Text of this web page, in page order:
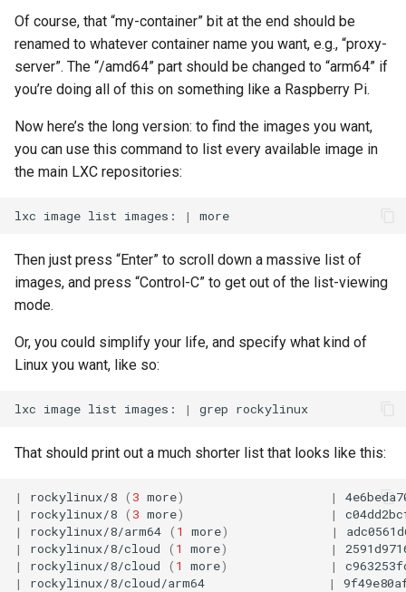
Of course, that “my-container” bit at the end should be
renamed to whatever container name you want, e.g., “proxy-
server”. The “/amd64” part should be changed to “arm64” if
you’re doing all of this on something like a Raspberry Pi.
Now here’s the long version: to find the images you want,
you can use this command to list every available image in
the main LXC repositories:
lxc image list images: |
Then just press “Enter” to scroll down a massive list of
images, and press “Control-C” to get out of the list-viewing
mode.
Or, you could simplify your life, and specify what kind of
Linux you want, like so:
lxc image list images: | grep
That should print out a much shorter list that looks like this:
| rockylinux/8 ( 3 more) |
|
rockylinux/8 ( 3 more) |
|
rockylinux/8/arm64 ( 1 more) |
|
rockylinux/8/cloud ( 1 more) |
|
rockylinux/8/cloud ( 1 more) |
|
rockylinux/8/cloud/arm64 |